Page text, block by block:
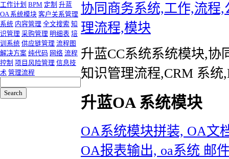
工作计划 BPM 定制 升蓝
OA 系统模块 客户关系管理
系统 内容管理 全文搜索 知
识管理 采购管理 明细表 培
训系统 供应链管理 流程图
解决方案 纯代码 网络 流程
控制 项目风险管理 信息技
术 管理流程
协同商务系统,工作,流程
理流程,模块
升蓝CC系统系统模块,协
知识管理流程,CRM 系统
升蓝OA 系统模块
OA系统模块拼装, OA文
OA报表输出, oa系统 邮